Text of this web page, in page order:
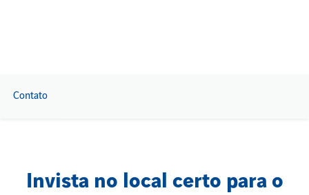
Contato
Invista no local certo para o